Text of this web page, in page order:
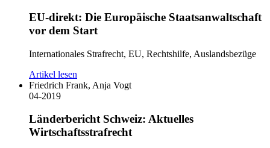
EU-direkt: Die Europäische Staatsanwaltschaft
vor dem Start
Internationales Strafrecht, EU, Rechtshilfe, Auslandsbezüge
Artikel lesen
Friedrich Frank, Anja Vogt
04-2019
Länderbericht Schweiz: Aktuelles
Wirtschaftsstrafrecht